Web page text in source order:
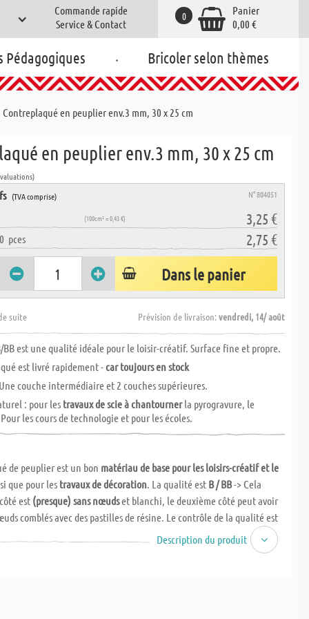
Commande rapide
Service & Contact
Panier
0,00 €
0
Pédagogiques . Bricoler selon thèmes
Contreplaqué en peuplier env.3 mm, 30 x 25 cm
en peuplier env.3 mm, 30 x 25 cm
(TVA comprise) N° 804051
(100cm² = 0,43 €) 3,25 €
pces 2,75 €
Dans le panier
suite Prévision de livraison:vendredi, 14/ août
BB est une qualité idéale pour le loisir-créatif. Surface fine et propre.
est livré rapidement -car toujours en stock
couche intermédiaire et 2 couches supérieures.
: pour les travaux de scie à chantournerla pyrogravure, le
les cours de technologie et pour les écoles.
de peuplier est un bon matériau de base pour les loisirs-créatif et le
que pour les travaux de décoration. La qualité est B / BB-> Cela
est (presque) sans nœudset blanchi, le deuxième côté peut avoir
comblés avec des pastilles de résine. Le contrôle de la qualité est
Description du produit